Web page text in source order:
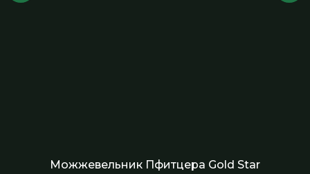
Можжевельник Пфитцера Gold Star